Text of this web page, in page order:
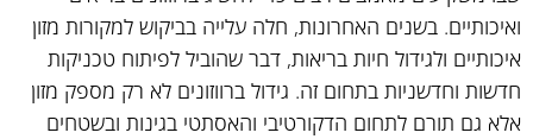
ואיכותיים. בשנים האחרונות, חלה עלייה בביקוש למקורות מזון
איכותיים ולגידול חיות בריאות, דבר שהוביל לפיתוח טכניקות
חדשות וחדשניות בתחום זה. גידול ברווזונים לא רק מספק מזון
אלא גם תורם לתחום הדקורטיבי והאסתטי בגינות ובשטחים